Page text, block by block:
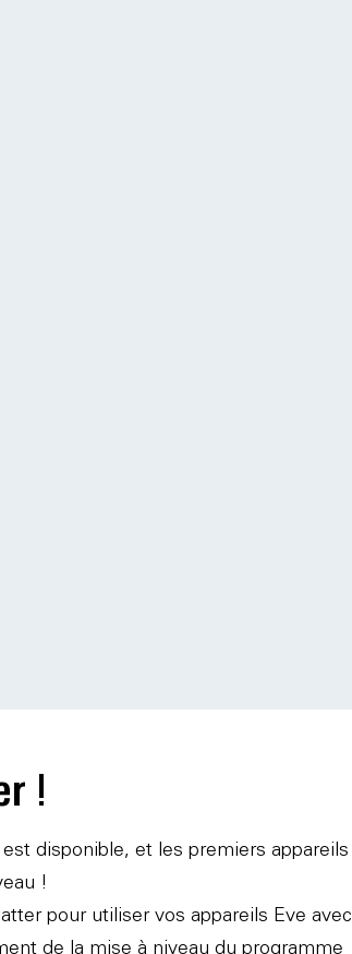
!
disponible, et les premiers appareils
!
pour utiliser vos appareils Eve avec
de la mise à niveau du programme